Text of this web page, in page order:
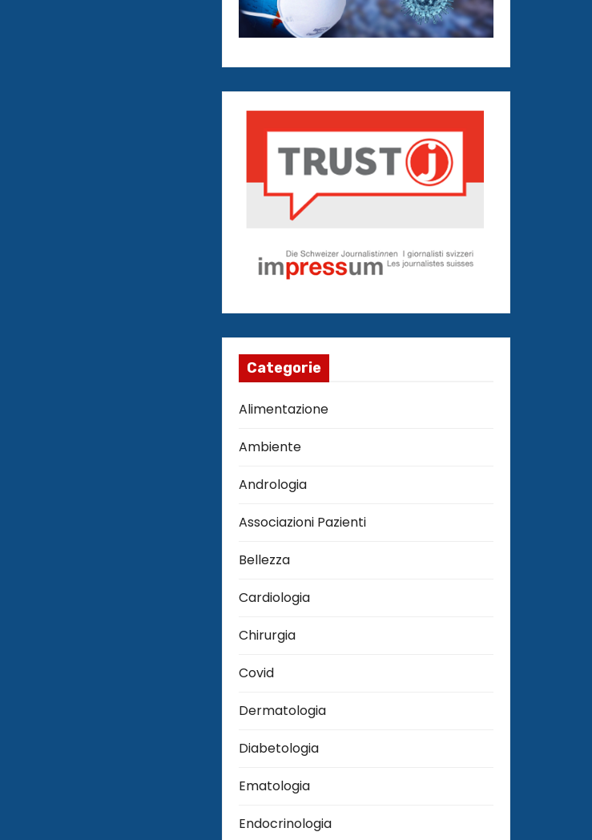
Categorie
Alimentazione
Ambiente
Andrologia
Associazioni Pazienti
Bellezza
Cardiologia
Chirurgia
Covid
Dermatologia
Diabetologia
Ematologia
Endocrinologia